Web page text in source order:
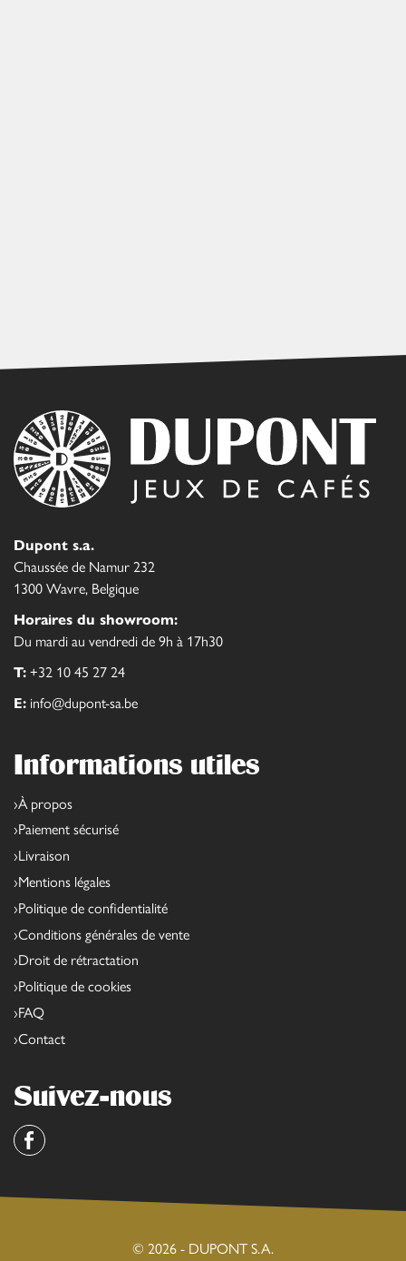
Dupont s.a.
Chaussée de Namur 232
1300 Wavre, Belgique
Horaires du showroom:
Du mardi au vendredi de 9h à 17h30
T: +32 10 45 27 24
E: info@dupont-sa.be
Informations utiles
À propos
Paiement sécurisé
Livraison
Mentions légales
Politique de confidentialité
Conditions générales de vente
Droit de rétractation
Politique de cookies
FAQ
Contact
Suivez-nous
Facebook
© 2026 - DUPONT S.A.